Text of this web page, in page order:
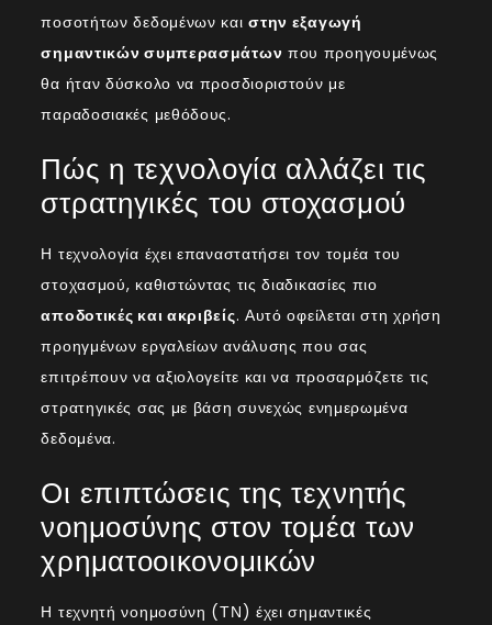
ποσοτήτων δεδομένων καιστην εξαγωγή
σημαντικών συμπερασμάτων που προηγουμένως
θα ήταν δύσκολο να προσδιοριστούν με
παραδοσιακές μεθόδους.
Πώς η τεχνολογία αλλάζει τις
στρατηγικές του στοχασμού
Η τεχνολογία έχει επαναστατήσει τον τομέα του
στοχασμού, καθιστώντας τις διαδικασίες πιο
αποδοτικές και ακριβείς. Αυτό οφείλεται στη χρήση
προηγμένων εργαλείων ανάλυσης που σας
επιτρέπουν να αξιολογείτε και να προσαρμόζετε τις
στρατηγικές σας με βάση συνεχώς ενημερωμένα
δεδομένα.
Οι επιπτώσεις της τεχνητής
νοημοσύνης στον τομέα των
χρηματοοικονομικών
Η τεχνητή νοημοσύνη (ΤΝ) έχει σημαντικές